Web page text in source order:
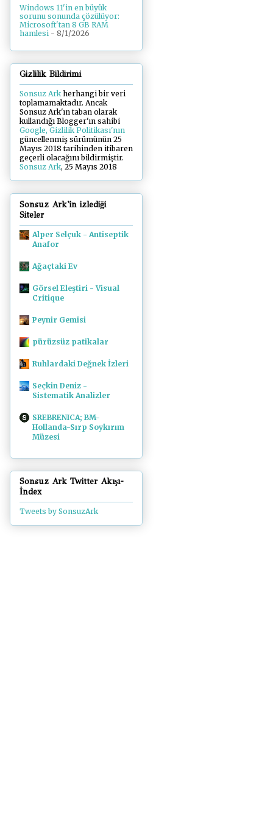
Windows 11'in en büyük
sorunu sonunda çözülüyor:
Microsoft'tan 8 GB RAM
hamlesi - 8/1/2026
Gizlilik Bildirimi
Sonsuz Arkherhangi bir veri
toplamamaktadır. Ancak
Sonsuz Ark'ın taban olarak
kullandığı Blogger'ın sahibi
Google, Gizlilik Politikası'nın
güncellenmiş sürümünün 25
Mayıs 2018 tarihinden itibaren
geçerli olacağını bildirmiştir.
Sonsuz Ark, 25 Mayıs 2018
Sonsuz Ark'in izlediği
Siteler
Alper Selçuk - Antiseptik
Anafor
Ağaçtaki Ev
Görsel Eleştiri - Visual
Critique
Peynir Gemisi
pürüzsüz patikalar
Ruhlardaki Değnek İzleri
Seçkin Deniz -
Sistematik Analizler
SREBRENICA; BM-
Hollanda-Sırp Soykırım
Müzesi
Sonsuz Ark Twitter Akışı-
İndex
Tweets by SonsuzArk